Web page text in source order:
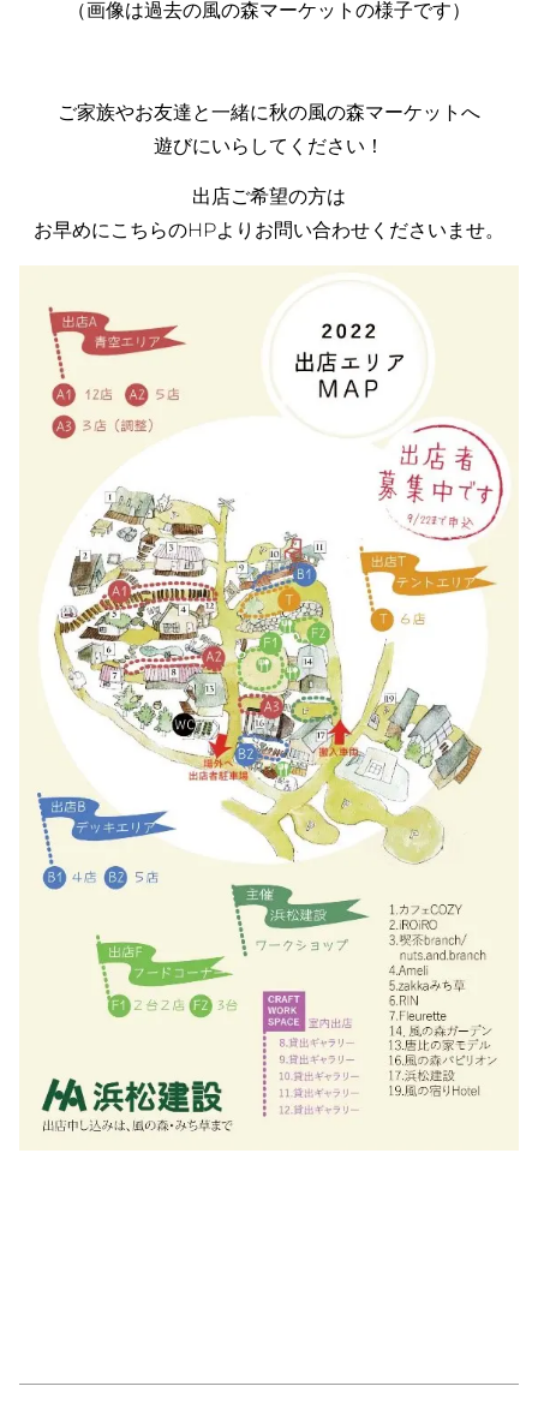
（画像は過去の風の森マーケットの様子です）
ご家族やお友達と一緒に秋の風の森マーケットへ
遊びにいらしてください！
出店ご希望の方は
お早めにこちらのHPよりお問い合わせくださいませ。